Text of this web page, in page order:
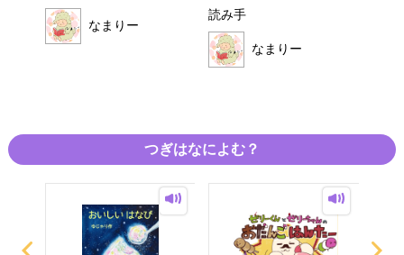
なまりー
読み手
なまりー
つぎはなによむ？